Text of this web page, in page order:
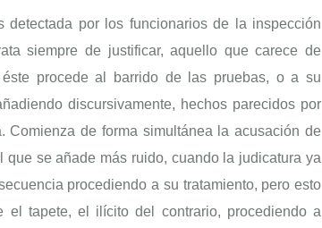
por los funcionarios de la inspección
siempre de justificar, aquello que carece de
procede al barrido de las pruebas, o a su
discursivamente, hechos parecidos por
Comienza de forma simultánea la acusación de
que se añade más ruido, cuando la judicatura ya
procediendo a su tratamiento, pero esto
el tapete, el ilícito del contrario, procediendo a